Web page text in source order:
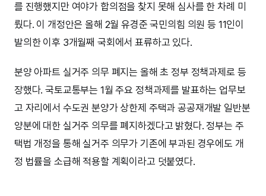
를 진행했지만 여야가 합의점을 찾지 못해 심사를 한 차례 미
뤘다. 이 개정안은 올해 2월 유경준 국민의힘 의원 등 11인이
발의한 이후 3개월째 국회에서 표류하고 있다.
분양 아파트 실거주 의무 폐지는 올해 초 정부 정책과제로 등
장했다. 국토교통부는 1월 주요 정책과제를 발표하는 업무보
고 자리에서 수도권 분양가 상한제 주택과 공공재개발 일반분
양분에 대한 실거주 의무를 폐지하겠다고 밝혔다. 정부는 주
택법 개정을 통해 실거주 의무가 기존에 부과된 경우에도 개
정 법률을 소급해 적용할 계획이라고 덧붙였다.